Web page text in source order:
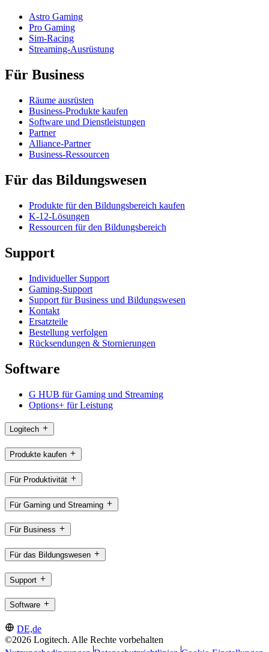
Astro Gaming
Pro Gaming
Sim-Racing
Streaming-Ausrüstung
Für Business
Räume ausrüsten
Business-Produkte kaufen
Software und Dienstleistungen
Partner
Alliance-Partner
Business-Ressourcen
Für das Bildungswesen
Produkte für den Bildungsbereich kaufen
K-12-Lösungen
Ressourcen für den Bildungsbereich
Support
Individueller Support
Gaming-Support
Support für Business und Bildungswesen
Kontakt
Ersatzteile
Bestellung verfolgen
Rücksendungen & Stornierungen
Software
G HUB für Gaming und Streaming
Options+ für Leistung
Logitech
Produkte kaufen
Für Produktivität
Für Gaming und Streaming
Für Business
Für das Bildungswesen
Support
Software
DE,de
©2026 Logitech. Alle Rechte vorbehalten